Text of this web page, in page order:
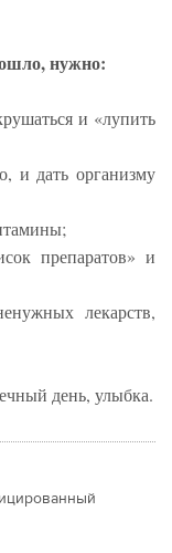
нужно:
и «лупить
и дать организму
препаратов» и
лекарств,
день, улыбка.